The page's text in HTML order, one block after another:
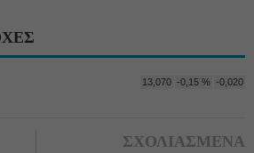
13,070 -0,15 % -0,020
ΣΧΟΛΙΑΣΜΕΝΑ